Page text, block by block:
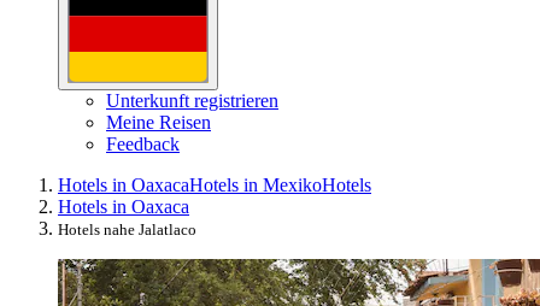
Unterkunft registrieren
Meine Reisen
Feedback
Hotels in OaxacaHotels in MexikoHotels
Hotels in Oaxaca
Hotels nahe Jalatlaco